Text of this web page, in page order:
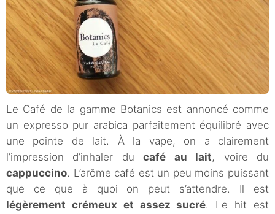
Le Café de la gamme Botanics est annoncé comme
un expresso pur arabica parfaitement équilibré avec
une pointe de lait. À la vape, on a clairement
l’impression d’inhaler ducafé au lait, voire du
cappuccino. L’arôme café est un peu moins puissant
que ce que à quoi on peut s’attendre. Il est
légèrement crémeux et assez sucré. Le hit est